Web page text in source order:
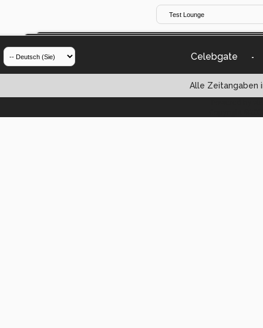
Celebgate -
Alle Zeitangaben